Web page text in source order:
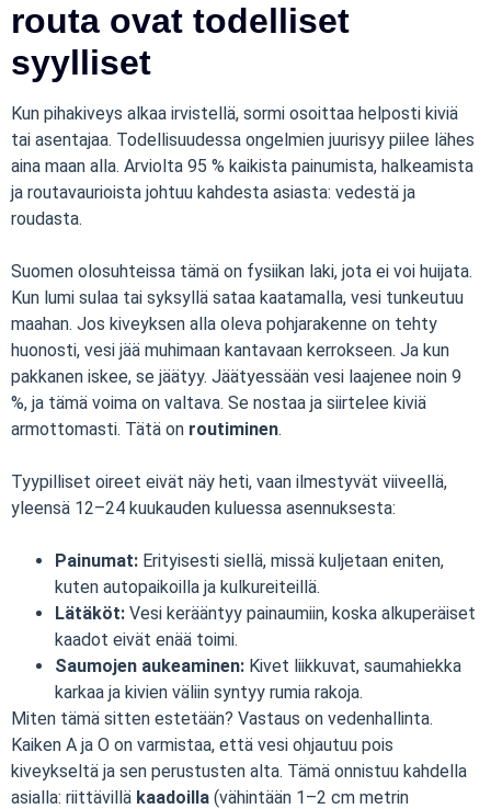
routa ovat todelliset
syylliset
Kun pihakiveys alkaa irvistellä, sormi osoittaa helposti kiviä
tai asentajaa. Todellisuudessa ongelmien juurisyy piilee lähes
aina maan alla. Arviolta 95 % kaikista painumista, halkeamista
ja routavaurioista johtuu kahdesta asiasta: vedestä ja
roudasta.
Suomen olosuhteissa tämä on fysiikan laki, jota ei voi huijata.
Kun lumi sulaa tai syksyllä sataa kaatamalla, vesi tunkeutuu
maahan. Jos kiveyksen alla oleva pohjarakenne on tehty
huonosti, vesi jää muhimaan kantavaan kerrokseen. Ja kun
pakkanen iskee, se jäätyy. Jäätyessään vesi laajenee noin 9
%, ja tämä voima on valtava. Se nostaa ja siirtelee kiviä
armottomasti. Tätä on routiminen.
Tyypilliset oireet eivät näy heti, vaan ilmestyvät viiveellä,
yleensä 12–24 kuukauden kuluessa asennuksesta:
Painumat: Erityisesti siellä, missä kuljetaan eniten,
kuten autopaikoilla ja kulkureiteillä.
Lätäköt: Vesi kerääntyy painaumiin, koska alkuperäiset
kaadot eivät enää toimi.
Saumojen aukeaminen: Kivet liikkuvat, saumahiekka
karkaa ja kivien väliin syntyy rumia rakoja.
Miten tämä sitten estetään? Vastaus on vedenhallinta.
Kaiken A ja O on varmistaa, että vesi ohjautuu pois
kiveykseltä ja sen perustusten alta. Tämä onnistuu kahdella
asialla: riittävillä kaadoilla (vähintään 1–2 cm metrin